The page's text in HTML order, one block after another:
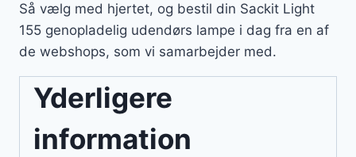
Så vælg med hjertet, og bestil din Sackit Light
155 genopladelig udendørs lampe i dag fra en af
de webshops, som vi samarbejder med.
Yderligere
information